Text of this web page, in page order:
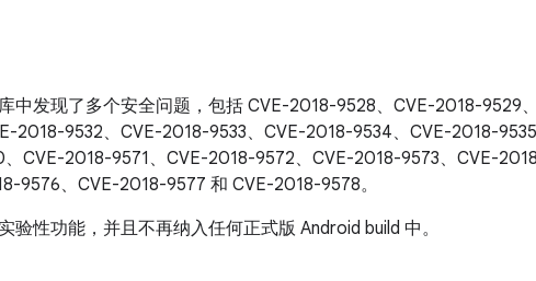
中发现了多个安全问题，包括 CVE-2018-9528、CVE-2018-9529
2018-9532、CVE-2018-9533、CVE-2018-9534、CVE-2018-9535
CVE-2018-9571、CVE-2018-9572、CVE-2018-9573、CVE-
9576、CVE-2018-9577 和 CVE-2018-9578。
验性功能，并且不再纳入任何正式版 Android build 中。